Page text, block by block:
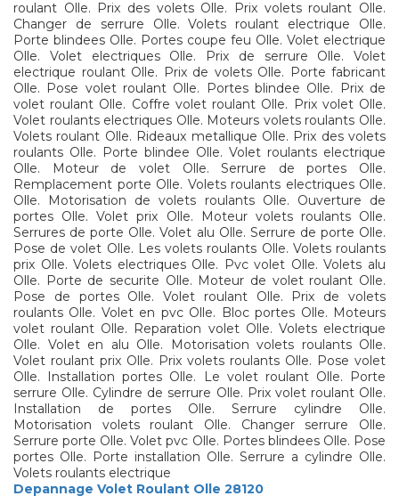
roulant Olle. Prix des volets Olle. Prix volets roulant Olle.
Changer de serrure Olle. Volets roulant electrique Olle.
Porte blindees Olle. Portes coupe feu Olle. Volet electrique
Olle. Volet electriques Olle. Prix de serrure Olle. Volet
electrique roulant Olle. Prix de volets Olle. Porte fabricant
Olle. Pose volet roulant Olle. Portes blindee Olle. Prix de
volet roulant Olle. Coffre volet roulant Olle. Prix volet Olle.
Volet roulants electriques Olle. Moteurs volets roulants Olle.
Volets roulant Olle. Rideaux metallique Olle. Prix des volets
roulants Olle. Porte blindee Olle. Volet roulants electrique
Olle. Moteur de volet Olle. Serrure de portes Olle.
Remplacement porte Olle. Volets roulants electriques Olle.
Olle. Motorisation de volets roulants Olle. Ouverture de
portes Olle. Volet prix Olle. Moteur volets roulants Olle.
Serrures de porte Olle. Volet alu Olle. Serrure de porte Olle.
Pose de volet Olle. Les volets roulants Olle. Volets roulants
prix Olle. Volets electriques Olle. Pvc volet Olle. Volets alu
Olle. Porte de securite Olle. Moteur de volet roulant Olle.
Pose de portes Olle. Volet roulant Olle. Prix de volets
roulants Olle. Volet en pvc Olle. Bloc portes Olle. Moteurs
volet roulant Olle. Reparation volet Olle. Volets electrique
Olle. Volet en alu Olle. Motorisation volets roulants Olle.
Volet roulant prix Olle. Prix volets roulants Olle. Pose volet
Olle. Installation portes Olle. Le volet roulant Olle. Porte
serrure Olle. Cylindre de serrure Olle. Prix volet roulant Olle.
Installation de portes Olle. Serrure cylindre Olle.
Motorisation volets roulant Olle. Changer serrure Olle.
Serrure porte Olle. Volet pvc Olle. Portes blindees Olle. Pose
portes Olle. Porte installation Olle. Serrure a cylindre Olle.
Volets roulants electrique
Depannage Volet Roulant Olle 28120